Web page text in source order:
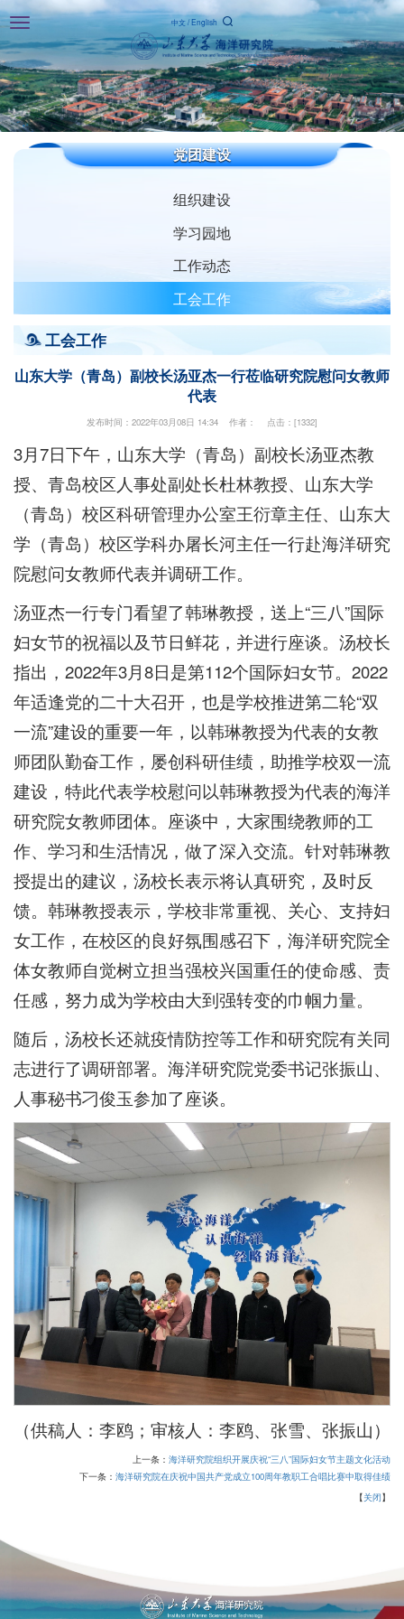
Toggle
navigation
中文/English
党团建设
组织建设
学习园地
工作动态
工会工作
工会工作
山东大学（青岛）副校长汤亚杰一行莅临研究院慰问女教师
代表
发布时间：2022年03月08日 14:34 作者： 点击：[1332]
3月7日下午，山东大学（青岛）副校长汤亚杰教
授、青岛校区人事处副处长杜林教授、山东大学
（青岛）校区科研管理办公室王衍章主任、山东大
学（青岛）校区学科办屠长河主任一行赴海洋研究
院慰问女教师代表并调研工作。
汤亚杰一行专门看望了韩琳教授，送上“三八”国际
妇女节的祝福以及节日鲜花，并进行座谈。汤校长
指出，2022年3月8日是第112个国际妇女节。2022
年适逢党的二十大召开，也是学校推进第二轮“双
一流”建设的重要一年，以韩琳教授为代表的女教
师团队勤奋工作，屡创科研佳绩，助推学校双一流
建设，特此代表学校慰问以韩琳教授为代表的海洋
研究院女教师团体。座谈中，大家围绕教师的工
作、学习和生活情况，做了深入交流。针对韩琳教
授提出的建议，汤校长表示将认真研究，及时反
馈。韩琳教授表示，学校非常重视、关心、支持妇
女工作，在校区的良好氛围感召下，海洋研究院全
体女教师自觉树立担当强校兴国重任的使命感、责
任感，努力成为学校由大到强转变的巾帼力量。
随后，汤校长还就疫情防控等工作和研究院有关同
志进行了调研部署。海洋研究院党委书记张振山、
人事秘书刁俊玉参加了座谈。
（供稿人：李鸥；审核人：李鸥、张雪、张振山）
上一条： 海洋研究院组织开展庆祝“三八”国际妇女节主题文化活动
下一条： 海洋研究院在庆祝中国共产党成立100周年教职工合唱比赛中取得佳绩
【关闭】